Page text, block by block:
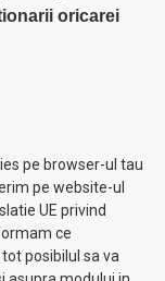
oricarei
pe browser-ul tau
pe website-ul
UE privind
ce
posibilul sa va